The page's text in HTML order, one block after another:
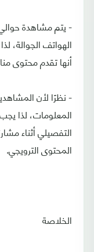
الهواتف الجوالة،
أنها تقدم محتوى
- نظرًا لأن
المعلومات، لذا
التفصيلي أثناء
المحتوى الترويجي.
الخلاصة